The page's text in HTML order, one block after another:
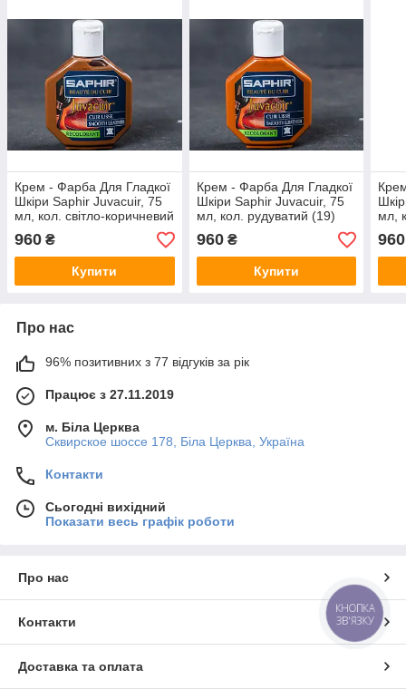
Крем - Фарба Для Гладкої
Шкіри Saphir Juvacuir, 75
мл, кол. світло-коричневий
(03)
960 ₴
Купити
Крем - Фарба Для Гладкої
Шкіри Saphir Juvacuir, 75
мл, кол. рудуватий (19)
960₴
Купити
мл,
960
Про нас
96% позитивних з 77 відгуків за рік
Працює з 27.11.2019
м. Біла Церква
Сквирское шоссе 178, Біла Церква, Україна
Контакти
Сьогодні вихідний
Показати весь графік роботи
Про нас
Контакти
Доставка та оплата
КНОПКА
ЗВ'ЯЗКУ